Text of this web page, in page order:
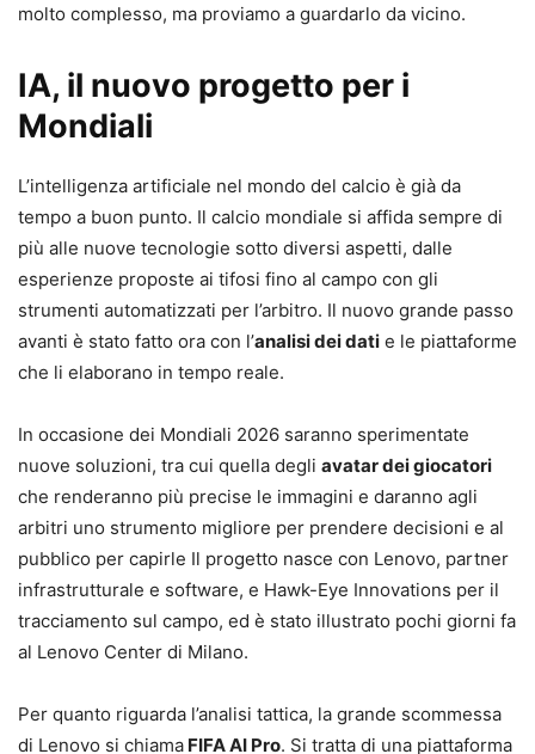
molto complesso, ma proviamo a guardarlo da vicino.
IA, il nuovo progetto per i
Mondiali
L’intelligenza artificiale nel mondo del calcio è già da
tempo a buon punto. Il calcio mondiale si affida sempre di
più alle nuove tecnologie sotto diversi aspetti, dalle
esperienze proposte ai tifosi fino al campo con gli
strumenti automatizzati per l’arbitro. Il nuovo grande passo
avanti è stato fatto ora con l’analisi dei dati e le piattaforme
che li elaborano in tempo reale.
In occasione dei Mondiali 2026 saranno sperimentate
nuove soluzioni, tra cui quella degli avatar dei giocatori
che renderanno più precise le immagini e daranno agli
arbitri uno strumento migliore per prendere decisioni e al
pubblico per capirle Il progetto nasce con Lenovo, partner
infrastrutturale e software, e Hawk-Eye Innovations per il
tracciamento sul campo, ed è stato illustrato pochi giorni fa
al Lenovo Center di Milano.
Per quanto riguarda l’analisi tattica, la grande scommessa
di Lenovo si chiama FIFA AI Pro. Si tratta di una piattaforma